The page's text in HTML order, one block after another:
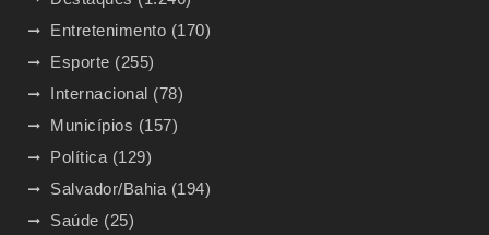
Entretenimento (170)
Esporte (255)
Internacional (78)
Municípios (157)
Política (129)
Salvador/Bahia (194)
Saúde (25)